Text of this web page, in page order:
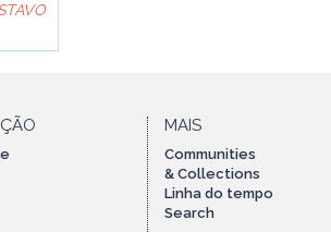
MAIS
Communities
& Collections
Linha do tempo
Search